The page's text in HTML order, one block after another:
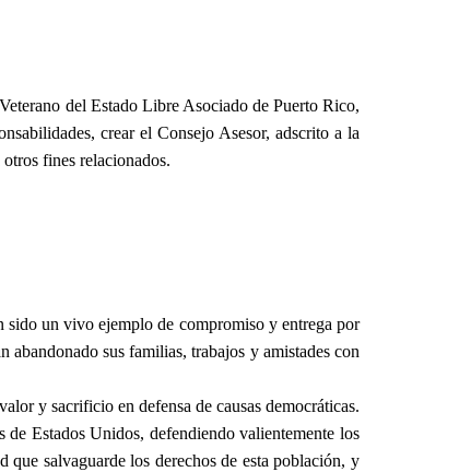
del Estado Libre Asociado de Puerto Rico,
crear el Consejo Asesor, adscrito a la
fines relacionados.
un vivo ejemplo de compromiso y entrega por
sus familias, trabajos y amistades con
y sacrificio en defensa de causas democráticas.
de Estados Unidos, defendiendo valientemente los
que salvaguarde los derechos de esta población, y